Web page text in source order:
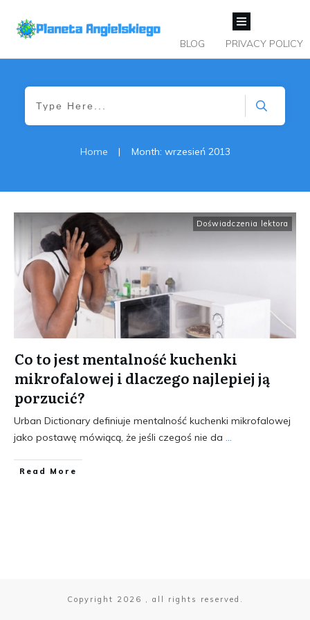
BLOG PRIVACY POLICY
Home | Month: wrzesień 2013
Doświadczenia lektora
Co to jest mentalność kuchenki
mikrofalowej i dlaczego najlepiej ją
porzucić?
Urban Dictionary definiuje mentalność kuchenki mikrofalowej
jako postawę mówiącą, że jeśli czegoś nie da
​Read More
Copyright 2026 , all rights reserved.